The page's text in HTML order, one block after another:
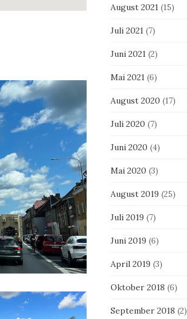
August 2021(15)
Juli 2021(7)
Juni 2021(2)
Mai 2021(6)
August 2020 (17)
Juli 2020 (7)
Juni 2020 (4)
Mai 2020 (3)
August 2019 (25)
Juli 2019 (7)
Juni 2019 (6)
April 2019 (3)
Oktober 2018 (6)
September 2018 (2)